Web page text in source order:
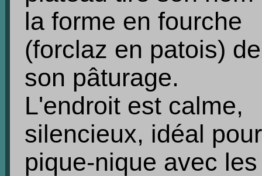
la forme en fourche
(forclaz en patois) de
son pâturage.
L'endroit est calme,
silencieux, idéal
pique-nique avec les